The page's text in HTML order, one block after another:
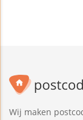
Wij maken